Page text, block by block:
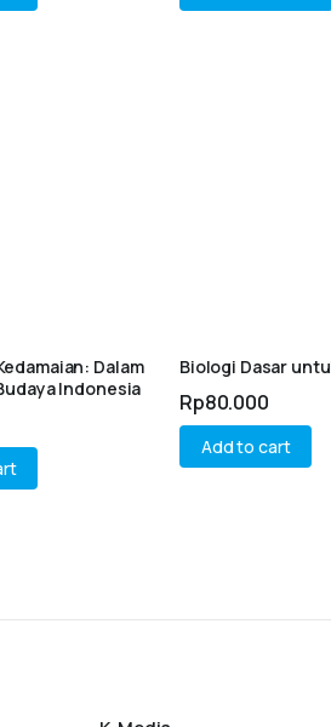
Dalam
Indonesia
Biologi Dasar
Rp80.000
Add to cart